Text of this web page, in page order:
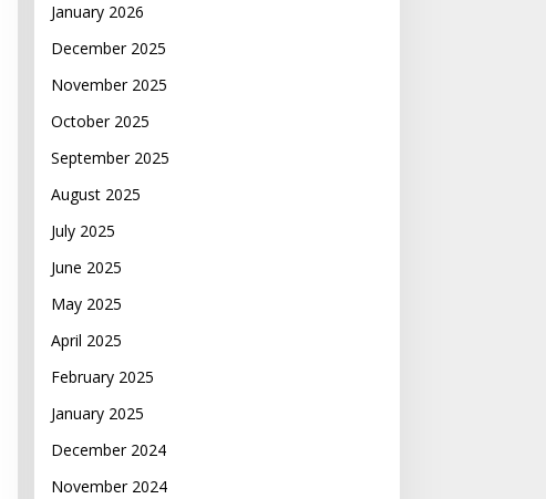
January 2026
December 2025
November 2025
October 2025
September 2025
August 2025
July 2025
June 2025
May 2025
April 2025
February 2025
January 2025
December 2024
November 2024